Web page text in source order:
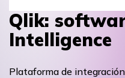
Qlik:
Intelligence
Plataforma de